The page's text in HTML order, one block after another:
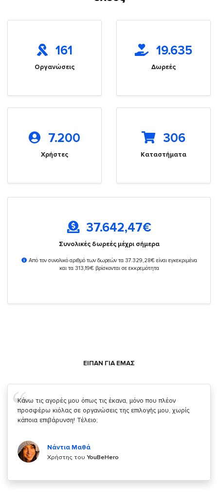
161
Οργανώσεις
19.635
Δωρεές
7.200
Χρήστες
306
Καταστήματα
37.642,47€
Συνολικές δωρεές μέχρι σήμερα
Από τον συνολικό αριθμό των δωρεών τα 37.329,28€ είναι εγκεκριμένα
και τα 313,19€ βρίσκονται σε εκκρεμότητα
ΕΙΠΑΝ ΓΙΑ ΕΜΑΣ
Σας ευχαριστώ που μας δίνετε την δυνατότητα να κάνουμε
κάτι!
Χρήστης τουYouBeHero